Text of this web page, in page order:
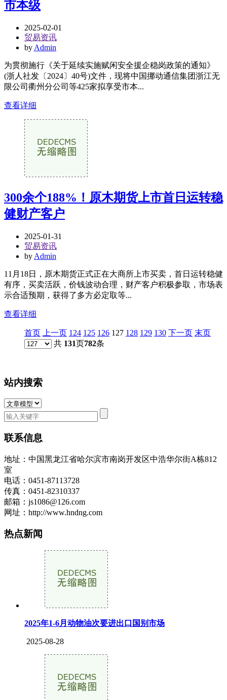
市本级
2025-02-01
贸易资讯
by Admin
为贯彻施行《关于延续实施赋闲安全援企稳岗政策的通知》
(浙人社发〔2024〕40号)文件，现将中国挪动通信集团浙江无
限公司衢州分公司等425家拟享受市本...
查看详细
300余个188%！原木期货上市首日运转稳
健财产客户
2025-01-31
贸易资讯
by Admin
11月18日，原木期货正式正在大商所上市买卖，首日运转稳健
有序，买卖活跃，价钱波动合理，财产客户积极参取，市场表
示合适预期，获得了多方必定取等...
查看详细
首页 上一页 124 125 126 127 128 129 130 下一页 末页
共 131页782条
站内搜索
联系信息
地址：中国黑龙江省哈尔滨市南岗开发区中浩华尔街A栋812
室
电话：0451-87113728
传真：0451-82310337
邮箱：js1086@126.com
网址：http://www.hndng.com
热点新闻
2025年1-6月动物油次要进出口国别市场
2025-08-28